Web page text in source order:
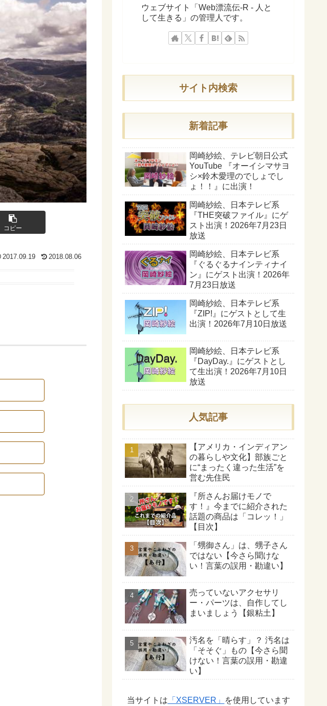
コピー
2017.09.19 2018.08.06
ウェブサイト「Web漂流伝-R - 人と
して生きる」の管理人です。
サイト内検索
新着記事
岡崎紗絵、テレビ朝日公式
YouTube 『オーイシマサヨ
シ×鈴木愛理のでしょでし
ょ！！』に出演！
岡崎紗絵、日本テレビ系
『THE突破ファイル』にゲ
スト出演！2026年7月23日
放送
岡崎紗絵、日本テレビ系
『ぐるぐるナインティナイ
ン』にゲスト出演！2026年
7月23日放送
岡崎紗絵、日本テレビ系
『ZIP!』にゲストとして生
出演！2026年7月10日放送
岡崎紗絵、日本テレビ系
『DayDay.』にゲストとし
て生出演！2026年7月10日
放送
人気記事
【アメリカ・インディアン
の暮らしや文化】部族ごと
に“まったく違った生活”を
営む先住民
『所さんお届けモノで
す！』今までに紹介された
話題の商品は「コレッ！」
【目次】
「甥御さん」は、甥子さん
ではない【今さら聞けな
い！言葉の誤用・勘違い】
売っていないアクセサリ
ー・パーツは、自作してし
まいましょう【銀粘土】
汚名を「晴らす」？ 汚名は
「そそぐ」もの【今さら聞
けない！言葉の誤用・勘違
い】
当サイトは 「XSERVER」 を使用しています